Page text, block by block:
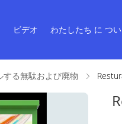
ビデオ わたしたち に つ
する無駄および廃物